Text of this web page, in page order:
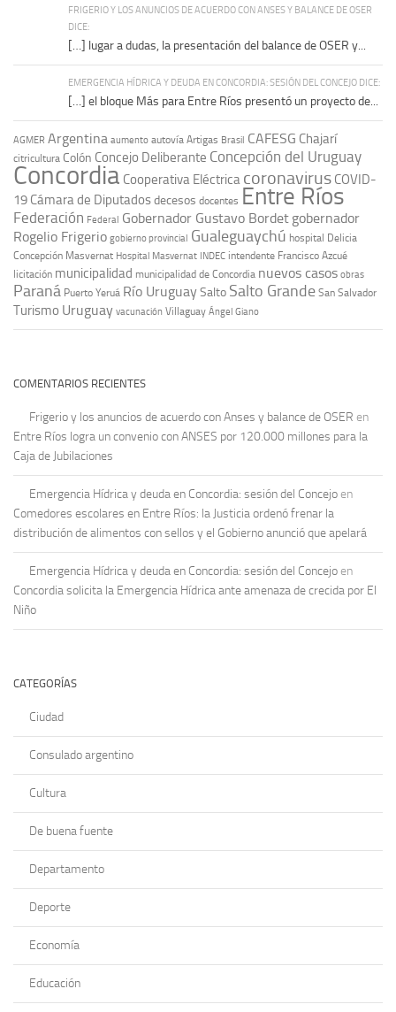
FRIGERIO Y LOS ANUNCIOS DE ACUERDO CON ANSES Y BALANCE DE OSER
DICE:
[…] lugar a dudas, la presentación del balance de OSER y...
EMERGENCIA HÍDRICA Y DEUDA EN CONCORDIA: SESIÓN DEL CONCEJO DICE:
[…] el bloque Más para Entre Ríos presentó un proyecto de...
AGMER Argentina aumento autovía Artigas Brasil CAFESG Chajarí
citricultura Colón Concejo Deliberante Concepción del Uruguay
Concordia Cooperativa Eléctrica coronavirus COVID-
19 Cámara de Diputadosdecesos docentes Entre Ríos
Federación Federal Gobernador Gustavo Bordet gobernador
Rogelio Frigerio gobierno provincial Gualeguaychú hospital Delicia
Concepción Masvernat Hospital Masvernat INDEC intendente Francisco Azcué
licitación municipalidad municipalidad de Concordia nuevos casos obras
Paraná Puerto Yeruá Río UruguaySalto Salto Grande San Salvador
Turismo Uruguay vacunación Villaguay Ángel Giano
COMENTARIOS RECIENTES
Frigerio y los anuncios de acuerdo con Anses y balance de OSER en
Entre Ríos logra un convenio con ANSES por 120.000 millones para la
Caja de Jubilaciones
Emergencia Hídrica y deuda en Concordia: sesión del Concejo en
Comedores escolares en Entre Ríos: la Justicia ordenó frenar la
distribución de alimentos con sellos y el Gobierno anunció que apelará
Emergencia Hídrica y deuda en Concordia: sesión del Concejo en
Concordia solicita la Emergencia Hídrica ante amenaza de crecida por El
Niño
CATEGORÍAS
Ciudad
Consulado argentino
Cultura
De buena fuente
Departamento
Deporte
Economía
Educación